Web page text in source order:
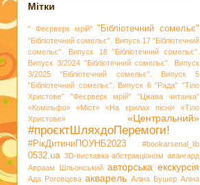
Мітки
" Феєрверк мрій" "Бібліотечний сомельє"
"Бібліотечний сомельє". Випуск 17 "Бібліотечний
сомельє". Випуск 18
"Бібліотечний сомельє".
Випуск 3/2024 "Бібліотечний сомельє". Випуск
3/2025
"Бібліотечний сомельє". Випуск 5
"Бібліотечний сомельє". Випуск 6 "Рада" "Тіло
Христове"
"Феєрверк мрій"
"Цікава читанка"
«Комільфо»
«Міст» «На крилах пісні»
«Тіло
Христове»
«Центральний»
#проєктШляхдоПеремоги!
#РікДитиниПОУНБ2023 #bookarsenal_lib
0532.ua 3D-виставка абстракціонізм авангард
Авраам Шльонський авторська екскурсія
Ада Роговцева акварель Аліна Бушер Аліна